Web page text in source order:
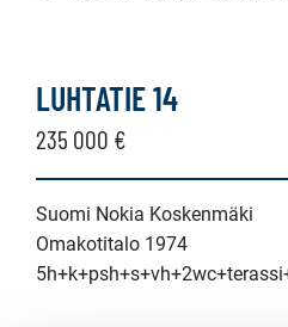
LUHTATIE 14
235 000 €
Suomi Nokia Koskenmäki
Omakotitalo 1974